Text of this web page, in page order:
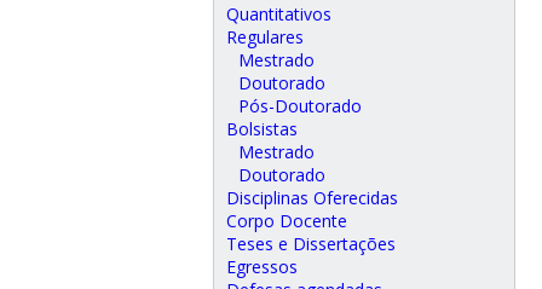
Quantitativos
Regulares
Mestrado
Doutorado
Pós-Doutorado
Bolsistas
Mestrado
Doutorado
Disciplinas Oferecidas
Corpo Docente
Teses e Dissertações
Egressos